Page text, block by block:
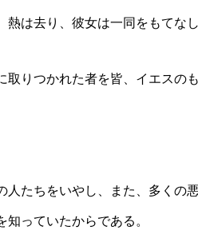
は去り、彼女は一同をもてなし
りつかれた者を皆、イエスの
たちをいやし、また、多くの
っていたからである。